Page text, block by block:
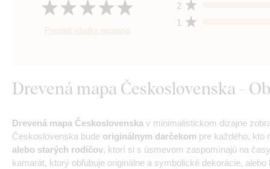
Prezrieť všetky recenzie
1
2
Drevená mapa Československa -
Drevená mapa Československa v minimalistickom dizajne
Československa bude originálnym darčekom pre každého, kto
alebo starých rodičov, ktorí si s úsmevom zaspomínajú na
kamarát, ktorý obľubuje originálne a symbolické dekorácie, alebo